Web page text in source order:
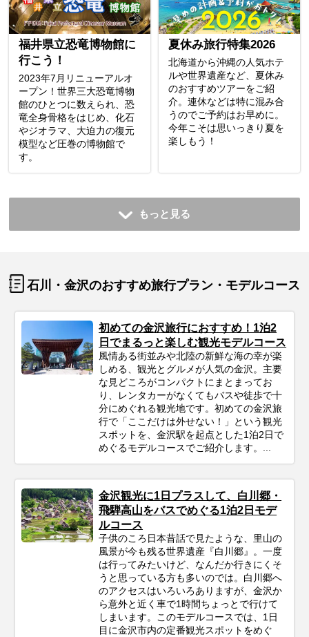
福井県立恐竜博物館に
行こう！
2023年7月リニューアルオ
ープン！世界三大恐竜博物
館のひとつに数えられ、恐
竜全身骨格をはじめ、化石
やジオラマ、大迫力の復元
模型など圧巻の博物館で
す。
夏休み旅行特集2026
北海道から沖縄の人気ホテ
ルや世界遺産など、夏休み
のおすすめツアーをご紹
介。連休などは特に混み合
うのでご予約はお早めに。
今年こそは思いっきり夏を
楽しもう！
もっと見る
石川・金沢のおすすめ旅行プラン・モデルコース
初めての金沢旅行におすすめ！1泊2
日でまるっと楽しむ観光モデルコース
風情ある街並みや北陸の新鮮な海の幸が楽
しめる、観光とグルメが人気の金沢。主要
な見どころがコンパクトにまとまってお
り、レンタカーがなくてもバスや徒歩で十
分にめぐれる観光地です。初めての金沢旅
行で「ここだけは外せない！」という観光
スポットを、金沢駅を起点とした1泊2日で
めぐるモデルコースでご紹介します。...
金沢観光に1日プラスして、白川郷・
飛騨高山をバスでめぐる1泊2日モデ
ルコース
子供のころ日本昔話で見たような、里山の
風景が今も残る世界遺産『白川郷』。一度
は行ってみたいけど、なんだか行きにくそ
うと思っている方も多いのでは。白川郷へ
のアクセスはいろいろありますが、金沢か
ら意外と近く車で1時間ちょっとで行けて
しまいます。このモデルコースでは、1日
目に金沢市内の定番観光スポットをめぐ